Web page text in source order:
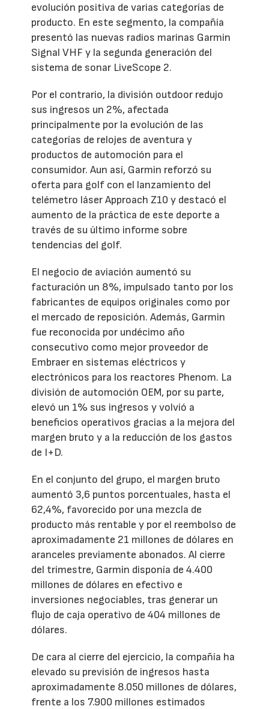
evolución positiva de varias categorías de
producto. En este segmento, la compañía
presentó las nuevas radios marinas Garmin
Signal VHF y la segunda generación del
sistema de sonar LiveScope 2.
Por el contrario, la división outdoor redujo
sus ingresos un 2%, afectada
principalmente por la evolución de las
categorías de relojes de aventura y
productos de automoción para el
consumidor. Aun así, Garmin reforzó su
oferta para golf con el lanzamiento del
telémetro láser Approach Z10 y destacó el
aumento de la práctica de este deporte a
través de su último informe sobre
tendencias del golf.
El negocio de aviación aumentó su
facturación un 8%, impulsado tanto por los
fabricantes de equipos originales como por
el mercado de reposición. Además, Garmin
fue reconocida por undécimo año
consecutivo como mejor proveedor de
Embraer en sistemas eléctricos y
electrónicos para los reactores Phenom. La
división de automoción OEM, por su parte,
elevó un 1% sus ingresos y volvió a
beneficios operativos gracias a la mejora del
margen bruto y a la reducción de los gastos
de I+D.
En el conjunto del grupo, el margen bruto
aumentó 3,6 puntos porcentuales, hasta el
62,4%, favorecido por una mezcla de
producto más rentable y por el reembolso de
aproximadamente 21 millones de dólares en
aranceles previamente abonados. Al cierre
del trimestre, Garmin disponía de 4.400
millones de dólares en efectivo e
inversiones negociables, tras generar un
flujo de caja operativo de 404 millones de
dólares.
De cara al cierre del ejercicio, la compañía ha
elevado su previsión de ingresos hasta
aproximadamente 8.050 millones de dólares,
frente a los 7.900 millones estimados